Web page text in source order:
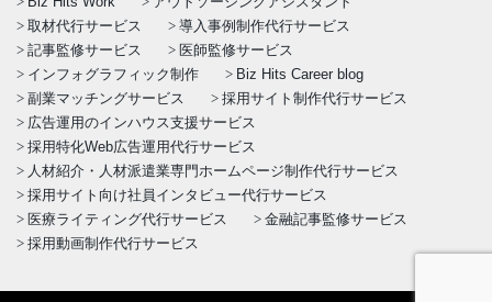
取材代行サービス
導入事例制作代行サービス
記事監修サービス
医師監修サービス
インフォグラフィック制作
Biz Hits Career blog
副業マッチングサービス
採用サイト制作代行サービス
広告運用のインハウス支援サービス
採用特化Web広告運用代行サービス
人材紹介・人材派遣業専門ホームページ制作代行サービス
採用サイト向け社員インタビュー代行サービス
医療ライティング代行サービス
金融記事監修サービス
採用動画制作代行サービス